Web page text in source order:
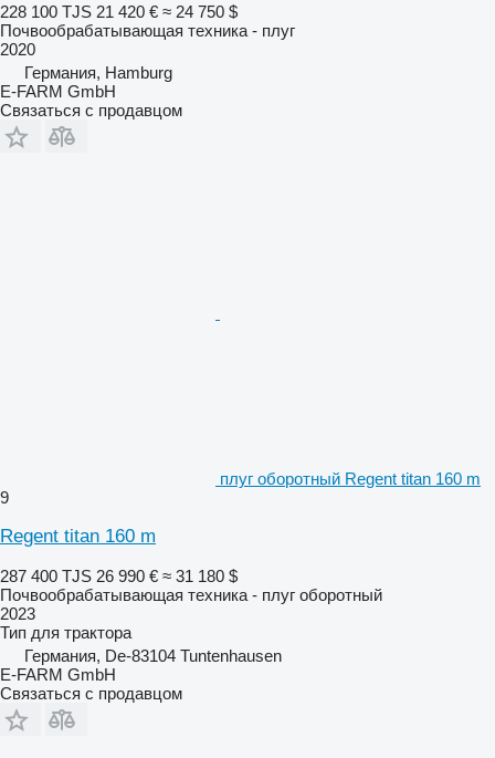
228 100 TJS 21 420 € ≈ 24 750 $
Почвообрабатывающая техника - плуг
2020
Германия, Hamburg
E-FARM GmbH
Связаться с продавцом
плуг оборотный Regent titan 160 m
9
Regent titan 160 m
287 400 TJS 26 990 € ≈ 31 180 $
Почвообрабатывающая техника - плуг оборотный
2023
Тип для трактора
Германия, De-83104 Tuntenhausen
E-FARM GmbH
Связаться с продавцом